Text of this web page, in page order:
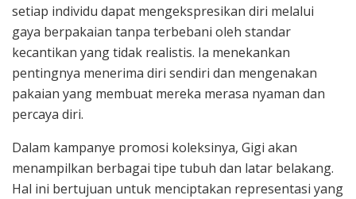
setiap individu dapat mengekspresikan diri melalui
gaya berpakaian tanpa terbebani oleh standar
kecantikan yang tidak realistis. Ia menekankan
pentingnya menerima diri sendiri dan mengenakan
pakaian yang membuat mereka merasa nyaman dan
percaya diri.
Dalam kampanye promosi koleksinya, Gigi akan
menampilkan berbagai tipe tubuh dan latar belakang.
Hal ini bertujuan untuk menciptakan representasi yang